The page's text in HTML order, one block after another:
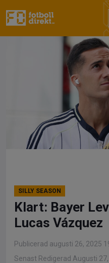
till
SILLY SEASON
Klart: Bayer
Lucas Vázquez
Publicerad augusti 26, 2025
Senast Redigerad Augusti